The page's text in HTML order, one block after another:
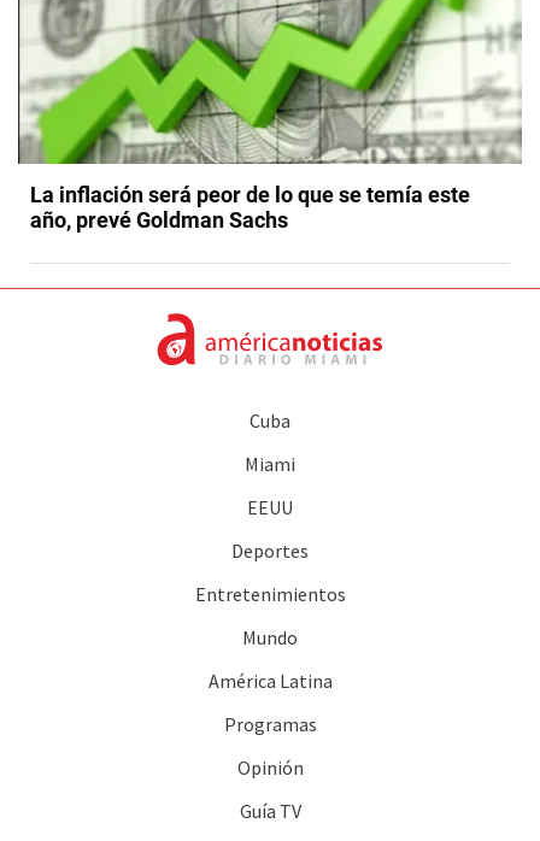
La inflación será peor de lo que se temía este
año, prevé Goldman Sachs
Cuba
Miami
EEUU
Deportes
Entretenimientos
Mundo
América Latina
Programas
Opinión
Guía TV